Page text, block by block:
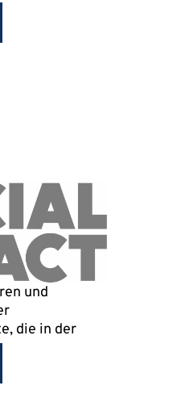
und
die in der